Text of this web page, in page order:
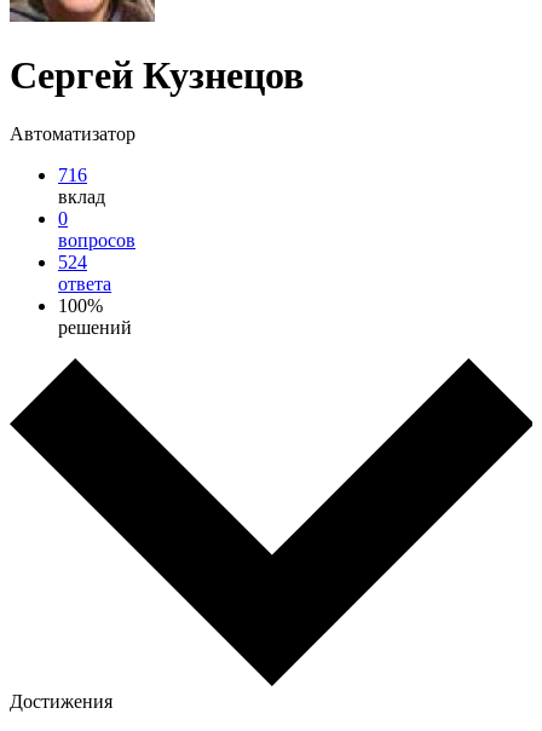
Сергей Кузнецов
Автоматизатор
716
вклад
0
вопросов
524
ответа
100%
решений
Достижения